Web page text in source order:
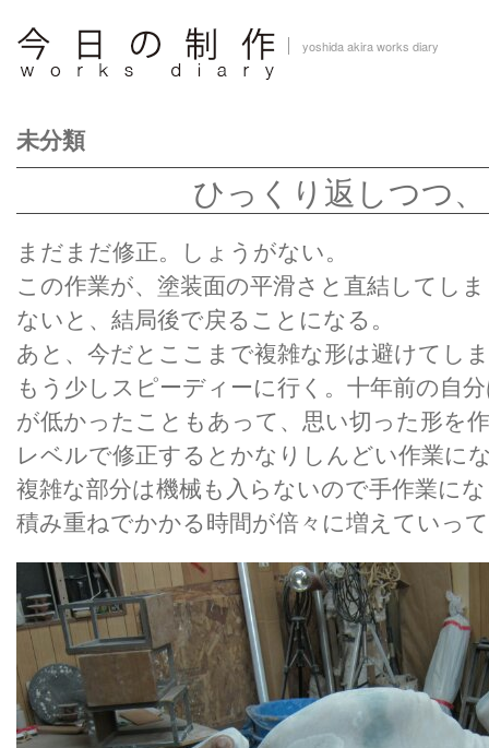
yoshida akira works diary
未分類
ひっくり返しつつ
まだまだ修正。しょうがない。
この作業が、塗装面の平滑さと直結してし
ないと、結局後で戻ることになる。
あと、今だとここまで複雑な形は避けてし
もう少しスピーディーに行く。十年前の自
が低かったこともあって、思い切った形を
レベルで修正するとかなりしんどい作業に
複雑な部分は機械も入らないので手作業に
積み重ねでかかる時間が倍々に増えていっ